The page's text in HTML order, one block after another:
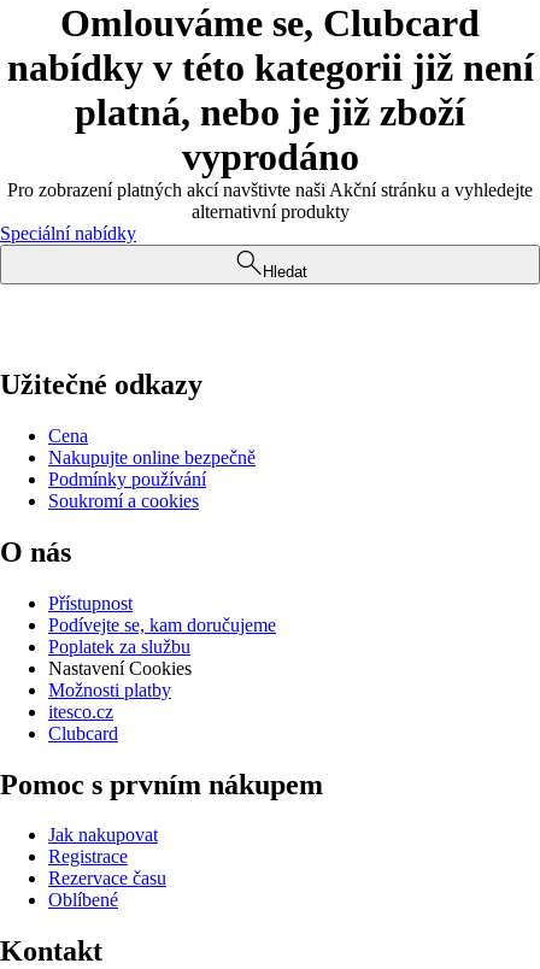
Omlouváme se, Clubcard
nabídky v této kategorii již není
platná, nebo je již zboží
vyprodáno
Pro zobrazení platných akcí navštivte naši Akční stránku a vyhledejte
alternativní produkty
Speciální nabídky
Hledat
Užitečné odkazy
Cena
Nakupujte online bezpečně
Podmínky používání
Soukromí a cookies
O nás
Přístupnost
Podívejte se, kam doručujeme
Poplatek za službu
Nastavení Cookies
Možnosti platby
itesco.cz
Clubcard
Pomoc s prvním nákupem
Jak nakupovat
Registrace
Rezervace času
Oblíbené
Kontakt